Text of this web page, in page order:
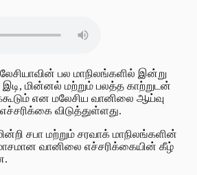
பல மாநிலங்களில் இன்று
மின்னல் மற்றும் பலத்த காற்றுடன்
என மலேசிய வானிலை ஆய்வு
விடுத்துள்ளது.
சபா மற்றும் சரவாக் மாநிலங்களின்
வானிலை எச்சரிக்கையின் கீழ்